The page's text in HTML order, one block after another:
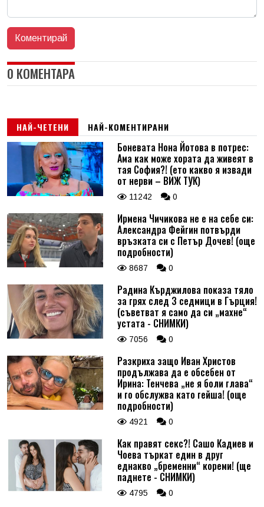
0 КОМЕНТАРА
НАЙ-ЧЕТЕНИ НАЙ-КОМЕНТИРАНИ
Боневата Нона Йотова в потрес:
Ама как може хората да живеят в
тая София?! (ето какво я извади
от нерви – ВИЖ ТУК)
11242 0
Ирмена Чичикова не е на себе си:
Александра Фейгин потвърди
връзката си с Петър Дочев! (още
подробности)
8687 0
Радина Кърджилова показа тяло
за грях след 3 седмици в Гърция!
(съветват я само да си „махне“
устата - СНИМКИ)
7056 0
Разкриха защо Иван Христов
продължава да е обсебен от
Ирина: Тенчева „не я боли глава“
и го обслужва като гейша! (още
подробности)
4921 0
Как правят секс?! Сашо Кадиев и
Чоева търкат един в друг
еднакво „бременни“ кореми! (ще
паднете - СНИМКИ)
4795 0